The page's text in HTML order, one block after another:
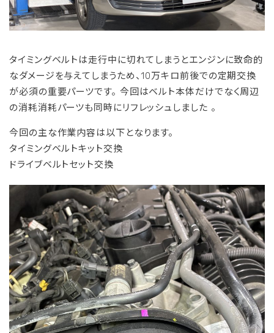
タイミングベルトは走行中に切れてしまうとエンジンに致命的
なダメージを与えてしまうため、10万キロ前後での定期交換
が必須の重要パーツです。 今回はベルト本体だけでなく周辺
の消耗消耗パーツも同時にリフレッシュしました 。
今回の主な作業内容は以下となります。
タイミングベルトキット交換
ドライブベルトセット交換